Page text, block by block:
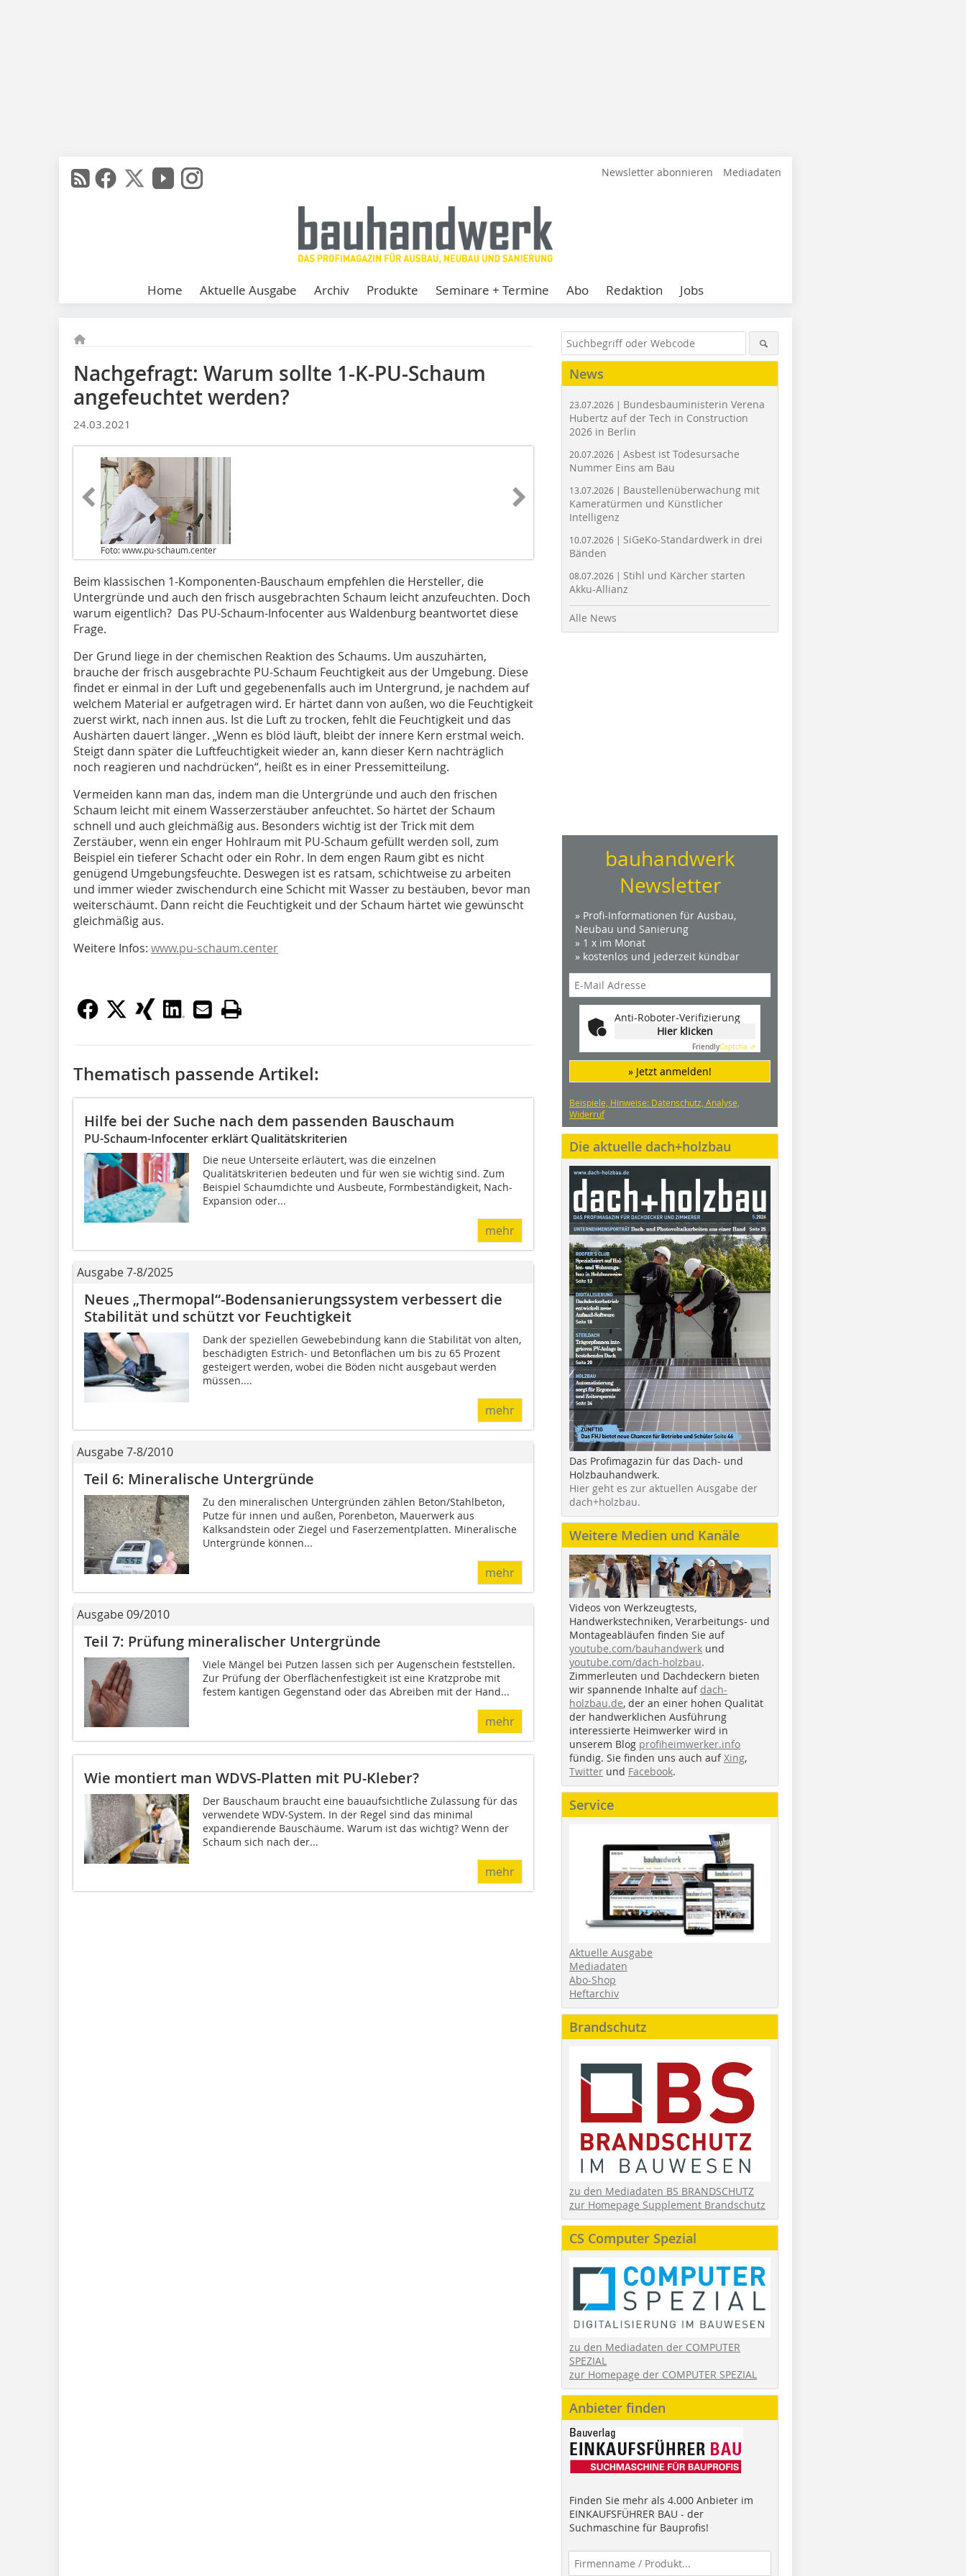
Newsletter abonnieren Mediadaten
Home Aktuelle Ausgabe Archiv Produkte Seminare + Termine Abo Redaktion Jobs
Nachgefragt: Warum sollte 1-K-PU-Schaum
angefeuchtet werden?
24.03.2021
Foto: www.pu-schaum.center
Beim klassischen 1-Komponenten-Bauschaum empfehlen die Hersteller, die
Untergründe und auch den frisch ausgebrachten Schaum leicht anzufeuchten. Doch
warum eigentlich? Das PU-Schaum-Infocenter aus Waldenburg beantwortet diese
Frage.
Der Grund liege in der chemischen Reaktion des Schaums. Um auszuhärten,
brauche der frisch ausgebrachte PU-Schaum Feuchtigkeit aus der Umgebung. Diese
findet er einmal in der Luft und gegebenenfalls auch im Untergrund, je nachdem auf
welchem Material er aufgetragen wird. Er härtet dann von außen, wo die Feuchtigkeit
zuerst wirkt, nach innen aus. Ist die Luft zu trocken, fehlt die Feuchtigkeit und das
Aushärten dauert länger. „Wenn es blöd läuft, bleibt der innere Kern erstmal weich.
Steigt dann später die Luftfeuchtigkeit wieder an, kann dieser Kern nachträglich
noch reagieren und nachdrücken“, heißt es in einer Pressemitteilung.
Vermeiden kann man das, indem man die Untergründe und auch den frischen
Schaum leicht mit einem Wasserzerstäuber anfeuchtet. So härtet der Schaum
schnell und auch gleichmäßig aus. Besonders wichtig ist der Trick mit dem
Zerstäuber, wenn ein enger Hohlraum mit PU-Schaum gefüllt werden soll, zum
Beispiel ein tieferer Schacht oder ein Rohr. In dem engen Raum gibt es nicht
genügend Umgebungsfeuchte. Deswegen ist es ratsam, schichtweise zu arbeiten
und immer wieder zwischendurch eine Schicht mit Wasser zu bestäuben, bevor man
weiterschäumt. Dann reicht die Feuchtigkeit und der Schaum härtet wie gewünscht
gleichmäßig aus.
Weitere Infos: www.pu-schaum.center
Thematisch passende Artikel:
Hilfe bei der Suche nach dem passenden Bauschaum
PU-Schaum-Infocenter erklärt Qualitätskriterien
Die neue Unterseite erläutert, was die einzelnen
Qualitätskriterien bedeuten und für wen sie wichtig sind. Zum
Beispiel Schaumdichte und Ausbeute, Formbeständigkeit, Nach-
Expansion oder...
mehr
Ausgabe 7-8/2025
Neues „Thermopal“-Bodensanierungssystem verbessert die
Stabilität und schützt vor Feuchtigkeit
Dank der speziellen Gewebebindung kann die Stabilität von alten,
beschädigten Estrich- und Betonflächen um bis zu 65 Prozent
gesteigert werden, wobei die Böden nicht ausgebaut werden
müssen....
mehr
Ausgabe 7-8/2010
Teil 6: Mineralische Untergründe
Zu den mineralischen Untergründen zählen Beton/Stahlbeton,
Putze für innen und außen, Porenbeton, Mauerwerk aus
Kalksandstein oder Ziegel und Faserzementplatten. Mineralische
Untergründe können...
mehr
Ausgabe 09/2010
Teil 7: Prüfung mineralischer Untergründe
Viele Mängel bei Putzen lassen sich per Augenschein feststellen.
Zur Prüfung der Oberflächenfestigkeit ist eine Kratzprobe mit
festem kantigen Gegenstand oder das Abreiben mit der Hand...
mehr
Wie montiert man WDVS-Platten mit PU-Kleber?
Der Bauschaum braucht eine bauaufsichtliche Zulassung für das
verwendete WDV-System. In der Regel sind das minimal
expandierende Bauschäume. Warum ist das wichtig? Wenn der
Schaum sich nach der...
mehr
News
23.07.2026 | Bundesbauministerin Verena
Hubertz auf der Tech in Construction
2026 in Berlin
20.07.2026 | Asbest ist Todesursache
Nummer Eins am Bau
13.07.2026 | Baustellenüberwachung mit
Kameratürmen und Künstlicher
Intelligenz
10.07.2026 | SiGeKo-Standardwerk in drei
Bänden
08.07.2026 | Stihl und Kärcher starten
Akku-Allianz
Alle News
bauhandwerk
Newsletter
» Profi-Informationen für Ausbau,
Neubau und Sanierung
» 1 x im Monat
» kostenlos und jederzeit kündbar
Anti-Roboter-Verifizierung
Hier klicken
FriendlyCaptcha ⇗
» Jetzt anmelden!
Beispiele, Hinweise: Datenschutz, Analyse,
Widerruf
Die aktuelle dach+holzbau
Das Profimagazin für das Dach- und
Holzbauhandwerk.
Hier geht es zur aktuellen Ausgabe der
dach+holzbau.
Weitere Medien und Kanäle
Videos von Werkzeugtests,
Handwerkstechniken, Verarbeitungs- und
Montageabläufen finden Sie auf
youtube.com/bauhandwerk und
youtube.com/dach-holzbau.
Zimmerleuten und Dachdeckern bieten
wir spannende Inhalte auf dach-
holzbau.de, der an einer hohen Qualität
der handwerklichen Ausführung
interessierte Heimwerker wird in
unserem Blog profiheimwerker.info
fündig. Sie finden uns auch aufXing,
Twitter und Facebook.
Service
Aktuelle Ausgabe
Mediadaten
Abo-Shop
Heftarchiv
Brandschutz
zu den Mediadaten BS BRANDSCHUTZ
zur Homepage Supplement Brandschutz
CS Computer Spezial
zu den Mediadaten der COMPUTER
SPEZIAL
zur Homepage der COMPUTER SPEZIAL
Anbieter finden
Finden Sie mehr als 4.000 Anbieter im
EINKAUFSFÜHRER BAU - der
Suchmaschine für Bauprofis!